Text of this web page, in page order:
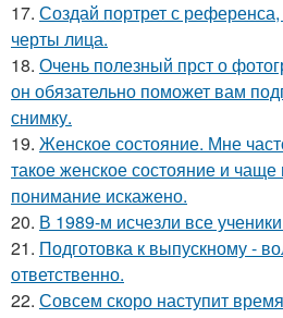
17. Создай портрет с
черты лица.
18. Очень полезный прст о
он обязательно поможет вам
снимку.
19. Женское состояние. Мне
такое женское состояние и
понимание искажено.
20. В 1989-м исчезли все
21. Подготовка к выпускному -
ответственно.
22. Совсем скоро наступит